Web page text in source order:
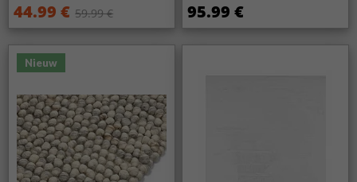
44.99 € 59.99 € 95.99 €
Nieuw